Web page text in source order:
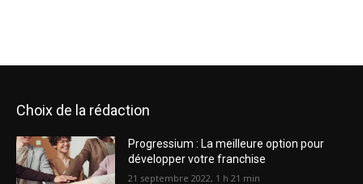
Choix de la rédaction
Progressium : La meilleure option pour
développer votre franchise
21 septembre 2022, 1 h 21 min